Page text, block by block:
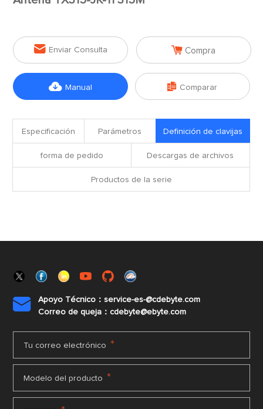
 Enviar Consulta  Compra
 Manual  Comparar
Especificación Parámetros Definición de clavijas
forma de pedido Descargas de archivos
Productos de la serie

Apoyo Técnico：service-es-@cdebyte.com
Correo de queja：cdebyte@ebyte.com
Tu correo electrónico *
Modelo del producto *